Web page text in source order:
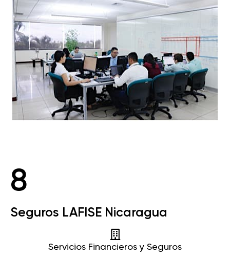
8
Seguros LAFISE Nicaragua
Servicios Financieros y Seguros